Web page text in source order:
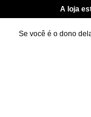
A loja
Se você é o dono